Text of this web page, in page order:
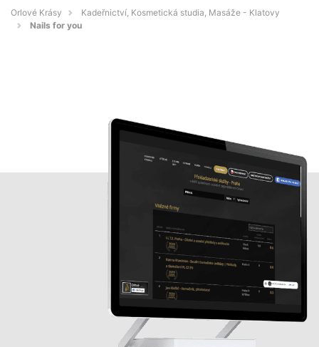
Orlové Krásy
Kadeřnictví, Kosmetická studia, Masáže - Klatovy
Nails for you